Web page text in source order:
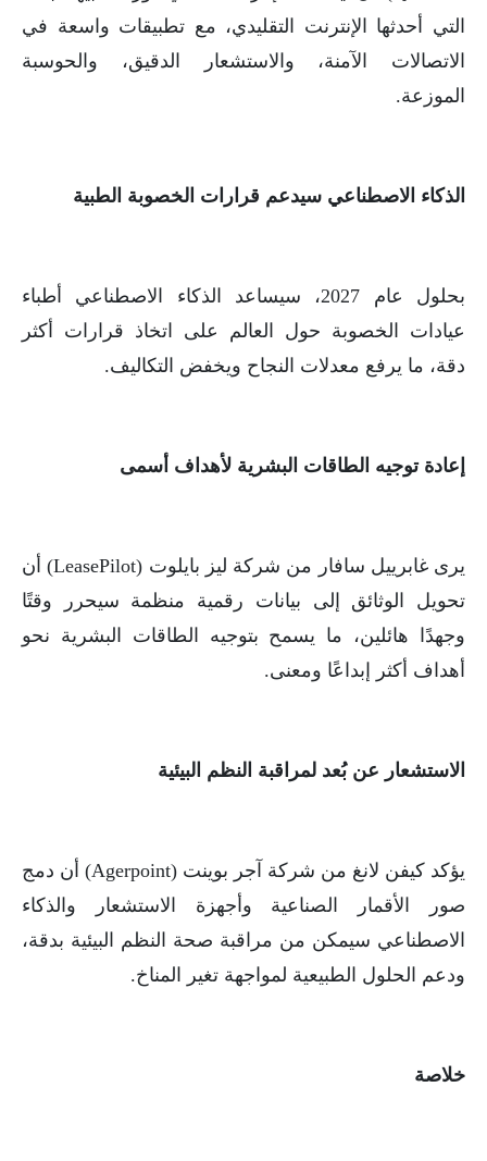
التي أحدثها الإنترنت التقليدي، مع تطبيقات واسعة في
الاتصالات الآمنة، والاستشعار الدقيق، والحوسبة
الموزعة.
الذكاء الاصطناعي سيدعم قرارات الخصوبة الطبية
بحلول عام 2027، سيساعد الذكاء الاصطناعي أطباء
عيادات الخصوبة حول العالم على اتخاذ قرارات أكثر
دقة، ما يرفع معدلات النجاح ويخفض التكاليف.
إعادة توجيه الطاقات البشرية لأهداف أسمى
يرى غابرييل سافار من شركة ليز بايلوت (LeasePilot) أن
تحويل الوثائق إلى بيانات رقمية منظمة سيحرر وقتًا
وجهدًا هائلين، ما يسمح بتوجيه الطاقات البشرية نحو
أهداف أكثر إبداعًا ومعنى.
الاستشعار عن بُعد لمراقبة النظم البيئية
يؤكد كيفن لانغ من شركة آجر بوينت (Agerpoint) أن دمج
صور الأقمار الصناعية وأجهزة الاستشعار والذكاء
الاصطناعي سيمكن من مراقبة صحة النظم البيئية بدقة،
ودعم الحلول الطبيعية لمواجهة تغير المناخ.
خلاصة